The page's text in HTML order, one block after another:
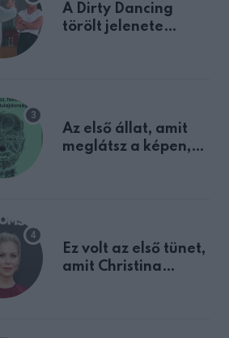
A Dirty Dancing
törölt jelenete
Az első állat, amit
meglátsz a képen,
Ez volt az első tünet,
amit Christina